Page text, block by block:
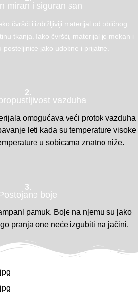
miran i siguran san
čvršći i izdržljiviji materijal od običnog
tkanja. Iako čvršći, materijal je mekan i
posteljinice jako udobne i prijatne.
2.
vazduha
omogućava veći protok vazduha
leti kada su temperature visoke
u sobicama znatno niže.
3.
Postojane boje
pamuk. Boje na njemu su jako
pranja one neće izgubiti na jačini.